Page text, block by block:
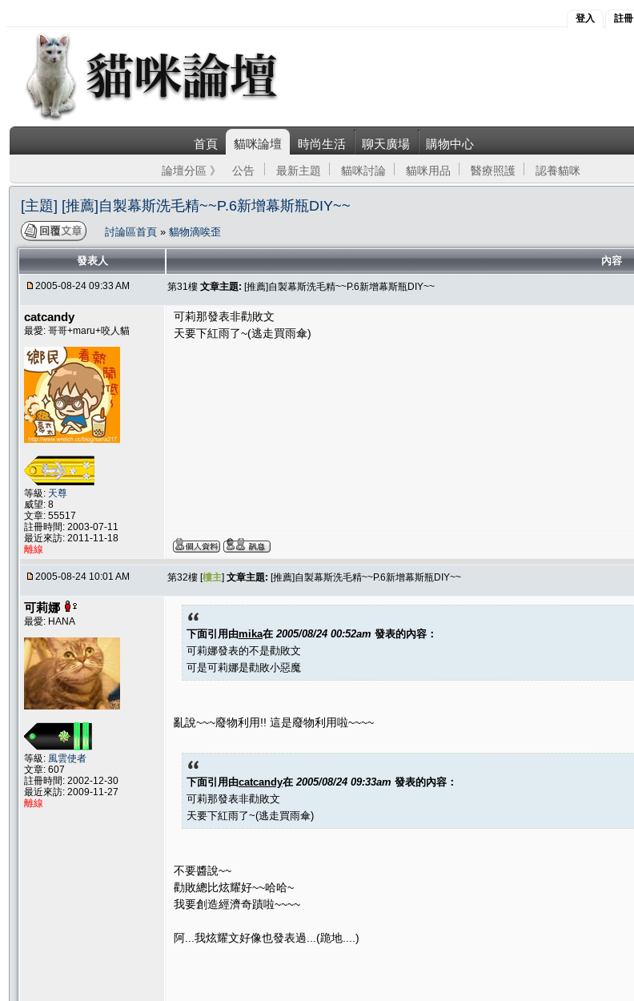
登入 註冊
首頁 貓咪論壇 時尚生活 聊天廣場 購物中心
論壇分區 》 公告 最新主題 貓咪討論 貓咪用品 醫療照護 認養貓咪
[主題] [推薦]自製幕斯洗毛精~~P.6新增幕斯瓶DIY~~
討論區首頁 » 貓物滴唉歪
發表人 內容
2005-08-24 09:33 AM 第31樓 文章主題: [推薦]自製幕斯洗毛精~~P.6新增幕斯瓶DIY~~
catcandy
最愛: 哥哥+maru+咬人貓
等級: 天尊
威望: 8
文章: 55517
註冊時間: 2003-07-11
最近來訪: 2011-11-18
離線
可莉那發表非勸敗文
天要下紅雨了~(逃走買雨傘)
2005-08-24 10:01 AM 第32樓 [樓主] 文章主題: [推薦]自製幕斯洗毛精~~P.6新增幕斯瓶DIY~~
可莉娜
最愛: HANA
等級: 風雲使者
文章: 607
註冊時間: 2002-12-30
最近來訪: 2009-11-27
離線
下面引用由mika在 2005/08/24 00:52am 發表的內容：
可莉娜發表的不是勸敗文
可是可莉娜是勸敗小惡魔
亂說~~~廢物利用!! 這是廢物利用啦~~~~
下面引用由catcandy在2005/08/24 09:33am 發表的內容：
可莉那發表非勸敗文
天要下紅雨了~(逃走買雨傘)
不要醬說~~
勸敗總比炫耀好~~哈哈~
我要創造經濟奇蹟啦~~~~
阿...我炫耀文好像也發表過...(跪地....)